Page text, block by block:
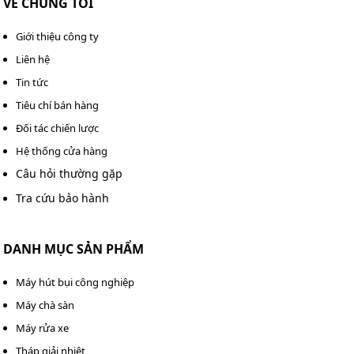
Theo khảo sát mới nhất, giá máy nén khí Fusheng D-2
trên thị trường hiện nay khoảng 11 - 13 triệu đồng, tùy
cơ sở. Mức giá này đã bao gồm đầy đủ thân máy và phụ
Nếu mua tại Kumisai Việt Nam, khách còn nhận về nhiều
ưu đãi giảm giá hoặc voucher (theo thời điểm).
Giới thiệu công ty
Liên hệ
Tin tức
Tiêu chí bán hàng
Đối tác chiến lược
Hệ thống cửa hàng
Câu hỏi thường gặp
Tra cứu bảo hành
DANH MỤC SẢN PHẨM
Máy hút bụi công nghiệp
Máy chà sàn
Máy rửa xe
Tháp giải nhiệt